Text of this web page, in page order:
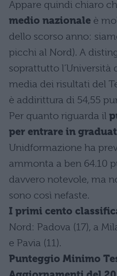
Appare quindi chiaro
medio nazionale è
dello scorso anno:
picchi al Nord). A
soprattutto l’Università
media dei risultati del
è addirittura di 54,55
Per quanto riguarda il
per entrare in
Unidformazione ha
ammonta a ben 64.10
davvero notevole, ma
sono così nefaste.
I primi cento
Nord: Padova (17), a
e Pavia (11).
Punteggio Minimo